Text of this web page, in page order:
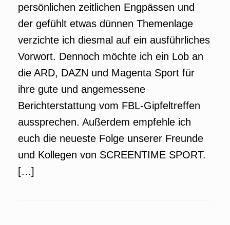
persönlichen zeitlichen Engpässen und
der gefühlt etwas dünnen Themenlage
verzichte ich diesmal auf ein ausführliches
Vorwort. Dennoch möchte ich ein Lob an
die ARD, DAZN und Magenta Sport für
ihre gute und angemessene
Berichterstattung vom FBL-Gipfeltreffen
aussprechen. Außerdem empfehle ich
euch die neueste Folge unserer Freunde
und Kollegen von SCREENTIME SPORT.
[…]